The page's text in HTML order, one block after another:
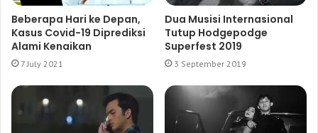
Beberapa Hari ke Depan,
Kasus Covid-19 Diprediksi
Alami Kenaikan
7 July 2021
Dua Musisi Internasional
Tutup Hodgepodge
Superfest 2019
3 September 2019